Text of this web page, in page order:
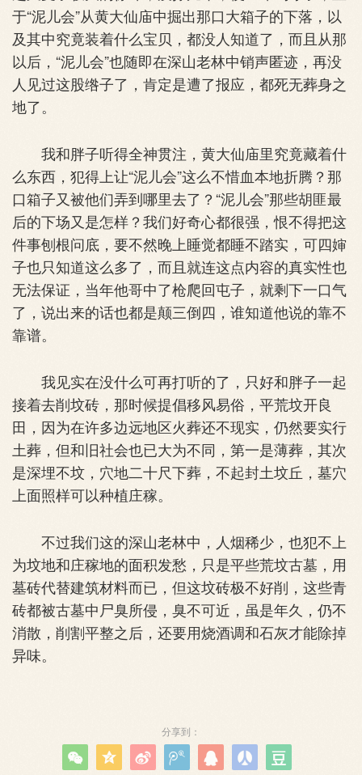
于“泥儿会”从黄大仙庙中掘出那口大箱子的下落，以
及其中究竟装着什么宝贝，都没人知道了，而且从那
以后，“泥儿会”也随即在深山老林中销声匿迹，再没
人见过这股绺子了，肯定是遭了报应，都死无葬身之
地了。
我和胖子听得全神贯注，黄大仙庙里究竟藏着什
么东西，犯得上让“泥儿会”这么不惜血本地折腾？那
口箱子又被他们弄到哪里去了？“泥儿会”那些胡匪最
后的下场又是怎样？我们好奇心都很强，恨不得把这
件事刨根问底，要不然晚上睡觉都睡不踏实，可四婶
子也只知道这么多了，而且就连这点内容的真实性也
无法保证，当年他哥中了枪爬回屯子，就剩下一口气
了，说出来的话也都是颠三倒四，谁知道他说的靠不
靠谱。
我见实在没什么可再打听的了，只好和胖子一起
接着去削坟砖，那时候提倡移风易俗，平荒坟开良
田，因为在许多边远地区火葬还不现实，仍然要实行
土葬，但和旧社会也已大为不同，第一是薄葬，其次
是深埋不坟，穴地二十尺下葬，不起封土坟丘，墓穴
上面照样可以种植庄稼。
不过我们这的深山老林中，人烟稀少，也犯不上
为坟地和庄稼地的面积发愁，只是平些荒坟古墓，用
墓砖代替建筑材料而已，但这坟砖极不好削，这些青
砖都被古墓中尸臭所侵，臭不可近，虽是年久，仍不
消散，削割平整之后，还要用烧酒调和石灰才能除掉
异味。
分享到：
      